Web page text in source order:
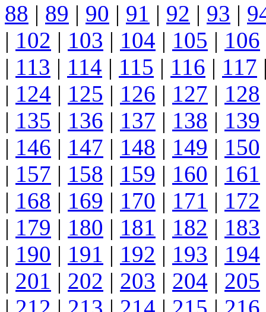
88 | 89 | 90 | 91 | 92 | 93 |
| 102 | 103 | 104 | 105 | 106
| 113 | 114 | 115 | 116 | 117
| 124 | 125 | 126 | 127 | 128
| 135 | 136 | 137 | 138 | 139
| 146 | 147 | 148 | 149 | 150
| 157 | 158 | 159 | 160 | 161
| 168 | 169 | 170 | 171 | 172
| 179 | 180 | 181 | 182 | 183
| 190 | 191 | 192 | 193 | 194
| 201 | 202 | 203 | 204 | 205